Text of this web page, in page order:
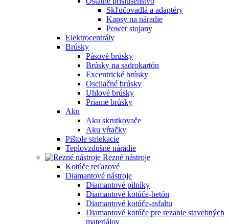
Skľučovadlá a adaptéry
Kapsy na náradie
Power stojany
Elektrocentrály
Brúsky
Pásové brúsky
Brúsky na sadrokartón
Excentrické brúsky
Oscilačné brúsky
Uhlové brúsky
Priame brúsky
Aku
Aku skrutkovače
Aku vŕtačky
Pištole striekacie
Teplovzdušné náradie
Rezné nástroje
Kotúče reťazové
Diamantové nástroje
Diamantové pilníky
Diamantové kotúče-betón
Diamantové kotúče-asfaltu
Diamantové kotúče pre rezanie stavebných
materiálov